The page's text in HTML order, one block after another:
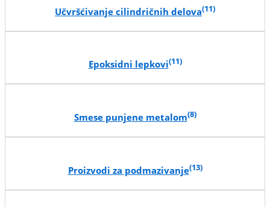
Učvršćivanje cilindričnih delova(11)
Epoksidni lepkovi(11)
Smese punjene metalom(8)
Proizvodi za podmazivanje(13)